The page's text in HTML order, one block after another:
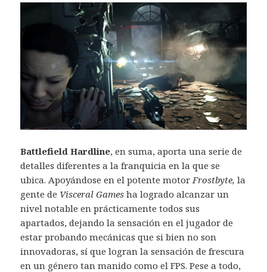
Battlefield Hardline, en suma, aporta una serie de
detalles diferentes a la franquicia en la que se
ubica. Apoyándose en el potente motor Frostbyte,la
gente de Visceral Games ha logrado alcanzar un
nivel notable en prácticamente todos sus
apartados, dejando la sensación en el jugador de
estar probando mecánicas que si bien no son
innovadoras, sí que logran la sensación de frescura
en un género tan manido como el FPS. Pese a todo,